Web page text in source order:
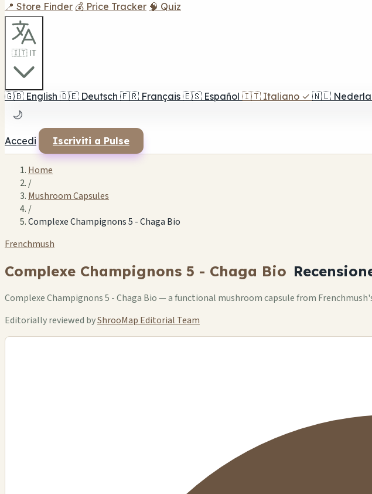
📍 Store Finder 💰 Price Tracker 🧠 Quiz
🇮🇹 IT
🇬🇧 English 🇩🇪 Deutsch 🇫🇷 Français 🇪🇸 Español 🇮🇹 Italiano ✓ 🇳🇱
🌙
Accedi Iscriviti a Pulse
Home
/
Mushroom Capsules
/
Complexe Champignons 5 - Chaga Bio
Frenchmush
Complexe Champignons 5 - Chaga Bio
Complexe Champignons 5 - Chaga Bio — a functional mushroom capsule from
Editorially reviewed byShrooMap Editorial Team